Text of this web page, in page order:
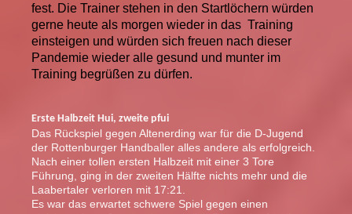
fest. Die Trainer stehen in den Startlöchern würden
gerne heute als morgen wieder in das Training
einsteigen und würden sich freuen nach dieser
Pandemie wieder alle gesund und munter im
Training begrüßen zu dürfen.
Erste Halbzeit Hui, zweite pfui
Das Rückspiel gegen Altenerding war für die D-Jugend
der Rottenburger Handballer alles andere als erfolgreich.
Nach einer tollen ersten Halbzeit mit einer 3 Tore
Führung, ging in der zweiten Hälfte nichts mehr und die
Laabertaler verloren mit 17:21.
Es war das erwartet schwere Spiel gegen einen